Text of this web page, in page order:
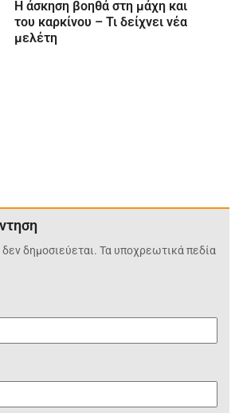
Η άσκηση βοηθά στη μάχη και
του καρκίνου – Τι δείχνει νέα
μελέτη
δημοσιεύεται. Τα υποχρεωτικά πεδία